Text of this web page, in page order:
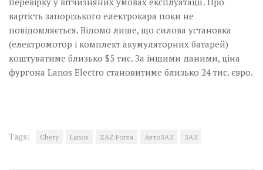
вартість запорізького електрокара поки не
повідомляється. Відомо лише, що силова установка
(електромотор і комплект акумуляторних батарей)
коштуватиме близько $5 тис. За іншими даними, ціна
фургона Lanos Electro становитиме близько 24 тис. євро.
Tags: Chery Lanos ZAZ Forza АвтоЗАЗ ЗАЗ